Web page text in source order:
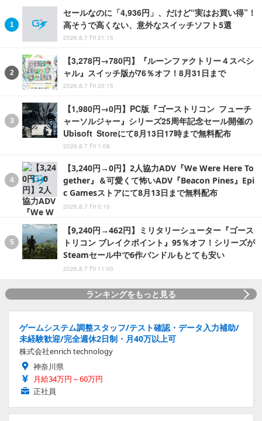
セールなのに「4,936円」、だけど“実はお買い得”！
高そうで高くない、意外なスイッチソフト5選
2026.8.7 Fri 21:15
【3,278円→780円】『ルーンファクトリー４スペシ
ャル』スイッチ版が76％オフ！8月31日まで
2026.8.7 Fri 20:15
【1,980円→0円】PC版『ゴーストリコン フューチ
ャーソルジャー』シリーズ25周年記念セール開催の
Ubisoft Storeにて8月13日17時まで無料配布
2026.8.7 Fri 1:08
【3,240円→0円】2人協力ADV『We Were Here To
gether』＆可愛くて怖いADV『Beacon Pines』Epi
c Gamesストアにて8月13日まで無料配布
2026.8.7 Fri 0:10
【9,240円→462円】ミリタリーシューター『ゴース
トリコン ブレイクポイント』95％オフ！シリーズが
Steamセール中で6作バンドルもとても安い
2026.8.7 Fri 11:00
ランキングをもっと見る
ゲームシステム調整スタッフ/テスト確認・データ入力補助/
未経験歓迎/完全週休2日制・月40万以上可
株式会社enrich technology
神奈川県
月給34万円～60万円
正社員